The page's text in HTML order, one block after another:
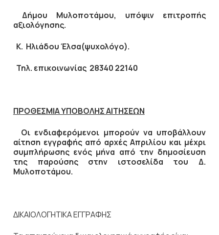
Δήμου Μυλοποτάμου, υπόψιν επιτροπής
αξιολόγησης.
Κ. Ηλιάδου Έλσα(ψυχολόγο).
Τηλ. επικοινωνίας 28340 22140
ΠΡΟΘΕΣΜΙΑ ΥΠΟΒΟΛΗΣ ΑΙΤΗΣΕΩΝ
Οι ενδιαφερόμενοι μπορούν να υποβάλλουν
αίτηση εγγραφής από αρχές Απριλίου και μέχρι
συμπλήρωσης ενός μήνα από την δημοσίευση
της παρούσης στην ιστοσελίδα του Δ.
Μυλοποτάμου.
ΔΙΚΑΙΟΛΟΓΗΤΙΚΑ ΕΓΓΡΑΦΗΣ